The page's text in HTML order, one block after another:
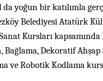
da yoğun bir katılımla
Belediyesi Atatürk
Kursları kapsamında
Bağlama, Dekoratif
ve Robotik Kodlama